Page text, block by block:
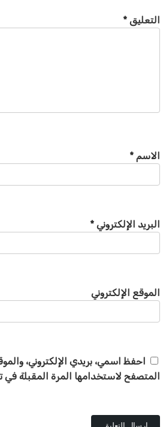
التعليق *
الاسم *
البريد الإلكتروني *
الموقع الإلكتروني
احفظ اسمي، بريدي الإلكتروني،
المتصفح لاستخدامها المرة المقبلة في